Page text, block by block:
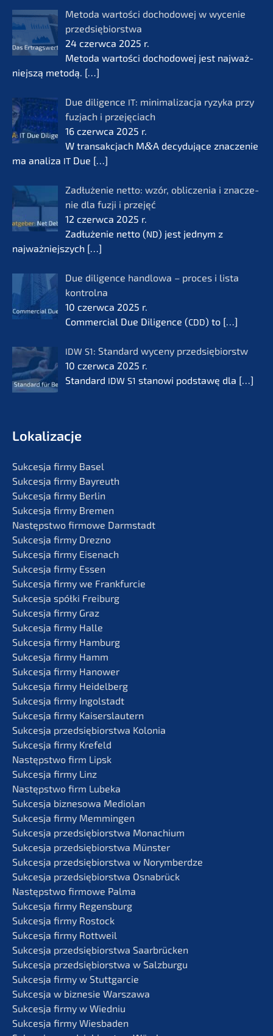
Metoda wartości docho­do­wej w wycenie
przedsię­bi­orst­wa
24 czerw­ca 2025 r.
Metoda wartości docho­do­wej jest najważ­
nie­js­zą metodą. […]
Due diligence IT: minima­li­zac­ja ryzyka przy
fuzjach i przejęciach
16 czerw­ca 2025 r.
W transak­c­jach M&A decydu­jące znacze­nie
ma anali­za IT Due […]
Zadłuże­nie netto: wzór, oblic­ze­nia i znacze­
nie dla fuzji i przejęć
12 czerw­ca 2025 r.
Zadłuże­nie netto (ND) jest jednym z
najważ­nie­js­zych […]
Due diligence handlo­wa – proces i lista
kontrol­na
10 czerw­ca 2025 r.
Commer­cial Due Diligence (CDD) to […]
IDW S1: Standard wyceny przedsię­bi­orstw
10 czerw­ca 2025 r.
Standard IDW S1 stanowi podsta­wę dla […]
Lokali­zac­je
Sukces­ja firmy Basel
Sukces­ja firmy Bayreuth
Sukces­ja firmy Berlin
Sukces­ja firmy Bremen
Następst­wo firmo­we Darmstadt
Sukces­ja firmy Drezno
Sukces­ja firmy Eisenach
Sukces­ja firmy Essen
Sukces­ja firmy we Frankfurcie
Sukces­ja spółki Freiburg
Sukces­ja firmy Graz
Sukces­ja firmy Halle
Sukces­ja firmy Hamburg
Sukces­ja firmy Hamm
Sukces­ja firmy Hanower
Sukces­ja firmy Heidelberg
Sukces­ja firmy Ingolstadt
Sukces­ja firmy Kaiserslautern
Sukces­ja przedsię­bi­orst­wa Kolonia
Sukces­ja firmy Krefeld
Następst­wo firm Lipsk
Sukces­ja firmy Linz
Następst­wo firm Lubeka
Sukces­ja bizne­so­wa Mediolan
Sukces­ja firmy Memmingen
Sukces­ja przedsię­bi­orst­wa Monachium
Sukces­ja przedsię­bi­orst­wa Münster
Sukces­ja przedsię­bi­orst­wa w Norymberdze
Sukces­ja przedsię­bi­orst­wa Osnabrück
Następst­wo firmo­we Palma
Sukces­ja firmy Regensburg
Sukces­ja firmy Rostock
Sukces­ja firmy Rottweil
Sukces­ja przedsię­bi­orst­wa Saarbrücken
Sukces­ja przedsię­bi­orst­wa w Salzburgu
Sukces­ja firmy w Stuttgarcie
Sukces­ja w bizne­sie Warszawa
Sukces­ja firmy w Wiedniu
Sukces­ja firmy Wiesbaden